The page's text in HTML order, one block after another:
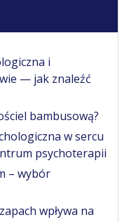
i
— jak znaleźć
bambusową?
w sercu
psychoterapii
– wybór
wpływa na